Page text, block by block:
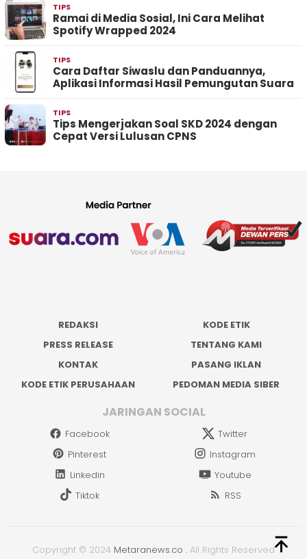
TIPS
Ramai di Media Sosial, Ini Cara Melihat
Spotify Wrapped 2024
TIPS
Cara Daftar Siwaslu dan Panduannya,
Aplikasi Informasi Hasil Pemungutan Suara
TIPS
Tips Mengerjakan Soal SKD 2024 dengan
Cepat Versi Lulusan CPNS
REDAKSI
KODE ETIK
PRESS RELEASE
TENTANG KAMI
KONTAK
PASANG IKLAN
KODE ETIK PERUSAHAAN
PEDOMAN MEDIA SIBER
JARINGAN SOCIAL
Facebook
Twitter
Pinterest
Instagram
Linkedin
Youtube
Tiktok
RSS
Copyright © 2024 Metaranews.co . All Rights Reserved